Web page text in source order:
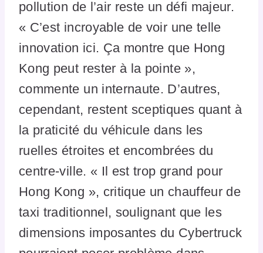
pollution de l’air reste un défi majeur.
« C’est incroyable de voir une telle
innovation ici. Ça montre que Hong
Kong peut rester à la pointe »,
commente un internaute. D’autres,
cependant, restent sceptiques quant à
la praticité du véhicule dans les
ruelles étroites et encombrées du
centre-ville. « Il est trop grand pour
Hong Kong », critique un chauffeur de
taxi traditionnel, soulignant que les
dimensions imposantes du Cybertruck